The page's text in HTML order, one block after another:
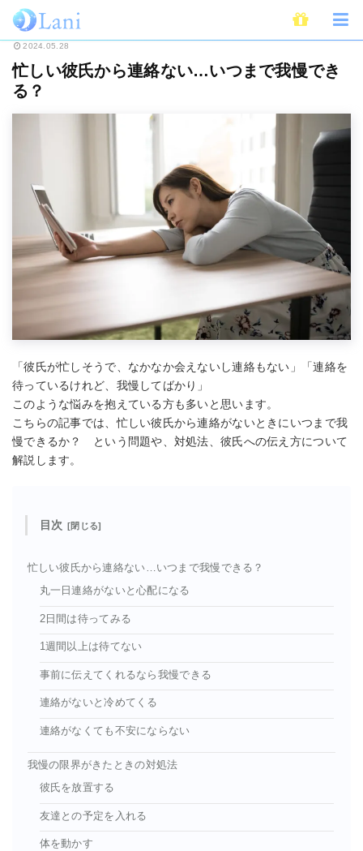
ホーム 恋愛 忙しい彼氏から連絡ない…いつまで我慢できる？
2024.05.28
忙しい彼氏から連絡ない…いつまで我慢でき
る？
「彼氏が忙しそうで、なかなか会えないし連絡もない」「連絡を
待っているけれど、我慢してばかり」
このような悩みを抱えている方も多いと思います。
こちらの記事では、忙しい彼氏から連絡がないときにいつまで我
慢できるか？ という問題や、対処法、彼氏への伝え方について
解説します。
目次
忙しい彼氏から連絡ない…いつまで我慢できる？
丸一日連絡がないと心配になる
2日間は待ってみる
1週間以上は待てない
事前に伝えてくれるなら我慢できる
連絡がないと冷めてくる
連絡がなくても不安にならない
我慢の限界がきたときの対処法
彼氏を放置する
友達との予定を入れる
体を動かす